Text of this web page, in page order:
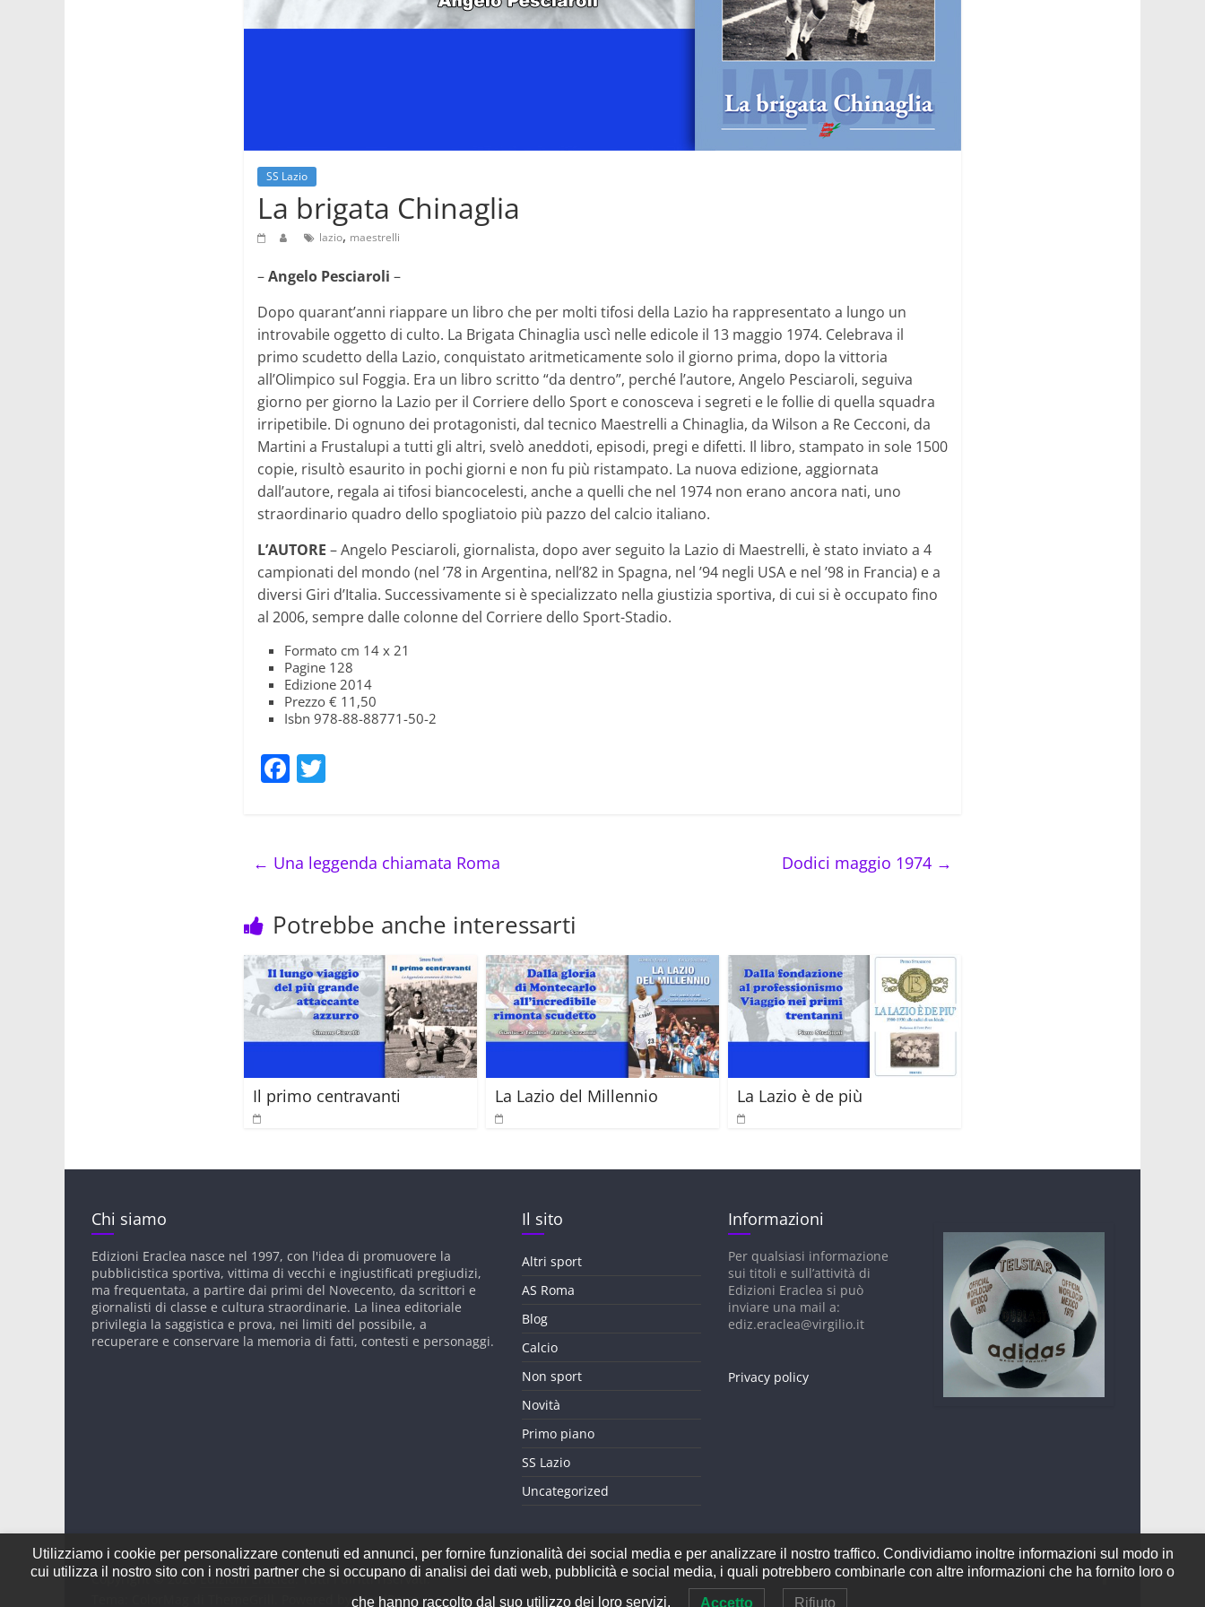
SS Lazio
La brigata Chinaglia
lazio, maestrelli
–Angelo Pesciaroli –
Dopo quarant’anni riappare un libro che per molti tifosi della Lazio ha rappresentato a lungo un
introvabile oggetto di culto. La Brigata Chinaglia uscì nelle edicole il 13 maggio 1974. Celebrava il
primo scudetto della Lazio, conquistato aritmeticamente solo il giorno prima, dopo la vittoria
all’Olimpico sul Foggia. Era un libro scritto “da dentro”, perché l’autore, Angelo Pesciaroli, seguiva
giorno per giorno la Lazio per il Corriere dello Sport e conosceva i segreti e le follie di quella squadra
irripetibile. Di ognuno dei protagonisti, dal tecnico Maestrelli a Chinaglia, da Wilson a Re Cecconi, da
Martini a Frustalupi a tutti gli altri, svelò aneddoti, episodi, pregi e difetti. Il libro, stampato in sole 1500
copie, risultò esaurito in pochi giorni e non fu più ristampato. La nuova edizione, aggiornata
dall’autore, regala ai tifosi biancocelesti, anche a quelli che nel 1974 non erano ancora nati, uno
straordinario quadro dello spogliatoio più pazzo del calcio italiano.
L’AUTORE – Angelo Pesciaroli, giornalista, dopo aver seguito la Lazio di Maestrelli, è stato inviato a 4
campionati del mondo (nel ’78 in Argentina, nell’82 in Spagna, nel ’94 negli USA e nel ’98 in Francia) e a
diversi Giri d’Italia. Successivamente si è specializzato nella giustizia sportiva, di cui si è occupato fino
al 2006, sempre dalle colonne del Corriere dello Sport-Stadio.
Formato cm 14 x 21
Pagine 128
Edizione 2014
Prezzo € 11,50
Isbn 978-88-88771-50-2
F
e
o
o
k
er
← Una leggenda chiamata Roma Dodici maggio 1974 →
Potrebbe anche interessarti
Il primo centravanti La Lazio del Millennio La Lazio è de più
Chi siamo
Edizioni Eraclea nasce nel 1997, con l'idea di promuovere la
pubblicistica sportiva, vittima di vecchi e ingiustificati pregiudizi,
ma frequentata, a partire dai primi del Novecento, da scrittori e
giornalisti di classe e cultura straordinarie. La linea editoriale
privilegia la saggistica e prova, nei limiti del possibile, a
recuperare e conservare la memoria di fatti, contesti e personaggi.
Il sito
Altri sport
AS Roma
Blog
Calcio
Non sport
Novità
Primo piano
SS Lazio
Uncategorized
Informazioni
Per qualsiasi informazione
sui titoli e sull’attività di
Edizioni Eraclea si può
inviare una mail a:
ediz.eraclea@virgilio.it
Privacy policy
Copyright © 2026Edizioni Eraclea. Tutti i diritti riservati.
di ThemeGrill. Powered byWordPress
Utilizziamo i cookie per personalizzare contenuti ed annunci, per fornire funzionalità dei social media e per analizzare il nostro traffico. Condividiamo inoltre informazioni sul modo in
cui utilizza il nostro sito con i nostri partner che si occupano di analisi dei dati web, pubblicità e social media, i quali potrebbero combinarle con altre informazioni che ha fornito loro o
che hanno raccolto dal suo utilizzo dei loro servizi. Accetto Rifiuto